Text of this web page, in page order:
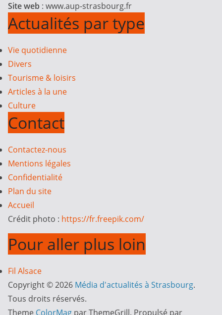
Site web : www.aup-strasbourg.fr
Actualités par type
Vie quotidienne
Divers
Tourisme & loisirs
Articles à la une
Culture
Contact
Contactez-nous
Mentions légales
Confidentialité
Plan du site
Accueil
Crédit photo : https://fr.freepik.com/
Pour aller plus loin
Fil Alsace
Copyright © 2026 Média d'actualités à Strasbourg.
Tous droits réservés.
Theme ColorMag par ThemeGrill. Propulsé par